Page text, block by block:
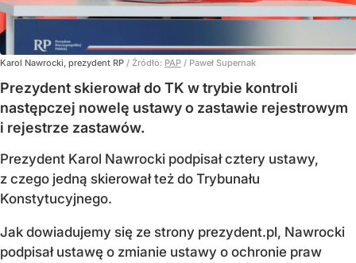
Karol Nawrocki, prezydent RP / Źródło: PAP / Paweł Supernak
Prezydent skierował do TK w trybie kontroli
następczej nowelę ustawy o zastawie rejestrowym
i rejestrze zastawów.
Prezydent Karol Nawrocki podpisał cztery ustawy,
z czego jedną skierował też do Trybunału
Konstytucyjnego.
Jak dowiadujemy się ze strony prezydent.pl, Nawrocki
podpisał ustawę o zmianie ustawy o ochronie praw